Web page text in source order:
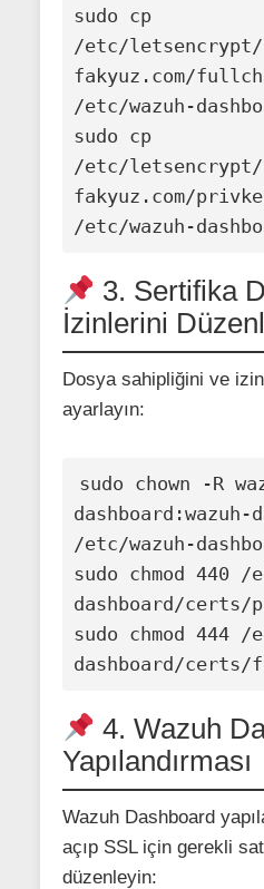
sudo cp
/etc/
fakyuz.com/
/etc/wazuh-
sudo cp
/etc/
fakyuz.com/
3. Sertifika
İzinlerini
Dosya sahipliğini ve
ayarlayın:
sudo chown -R
dashboard:wazuh-
/etc/wazuh-
sudo chmod 440 /
dashboard/certs/
sudo chmod 444 /
4. Wazuh
Yapılandırması
Wazuh Dashboard
açıp SSL için gerekli
düzenleyin: